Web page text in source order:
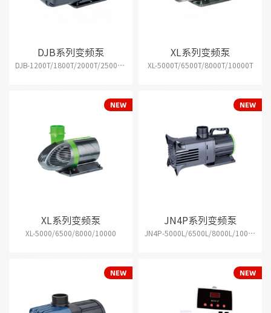
DJB系列变频泵
DJB-1200T/1800T/2000T/2500T/1200/1800/2000/2500
XL系列变频泵
XL-5000T/6500T/8000T/10000T
XL系列变频泵
XL-5000/6500/8000/10000
JN4P系列变频泵
JN4P-5000L/6500L/8000L/10000L/13000L/15000L/18000L/20000L